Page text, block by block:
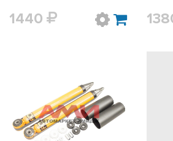
1440
БЫСТРЫЙ ПРОСМОТР